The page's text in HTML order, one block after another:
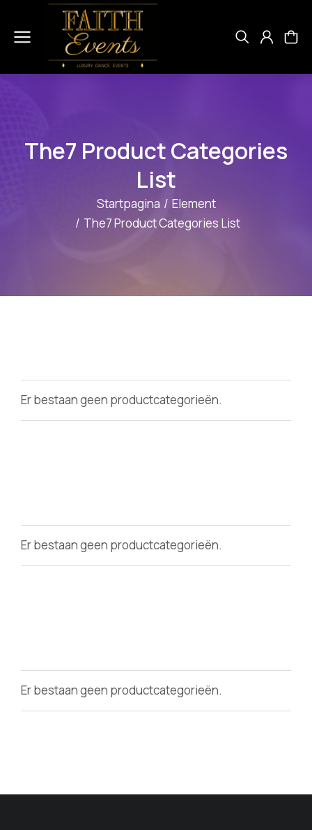
The7 Product Categories
List
Startpagina
Element
The7 Product Categories List
Er bestaan geen productcategorieën.
Er bestaan geen productcategorieën.
Er bestaan geen productcategorieën.